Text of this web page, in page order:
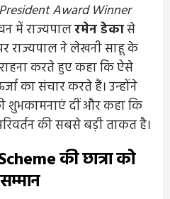
President Award Winner
में राज्यपालरमेन डेकासे
राज्यपाल ने लेखनी साहू के
करते हुए कहा कि ऐसे
का संचार करते हैं। उन्होंने
शुभकामनाएं दीं और कहा कि
की सबसे बड़ी ताकत है।
की छात्रा को